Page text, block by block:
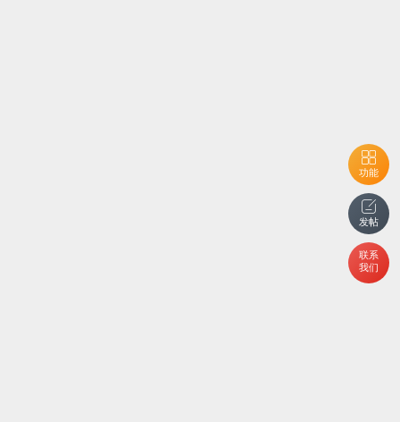
功能
发帖
联系
我们